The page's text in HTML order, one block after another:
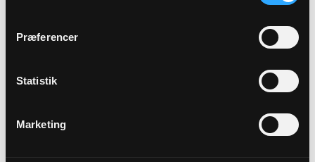
Præferencer
Statistik
Marketing
Hver søndag har vi gudstjeneste kl. 10.30. Denne søndag
prædiker Knud Erik Bräuner. Samtidig er det en glæde at
byde gospelkoret velkommen ved gudstjenesten.
Link
https://www.strandkirken.dk/b/gudstjeneste-v-
anders-michael-hansen-39037757